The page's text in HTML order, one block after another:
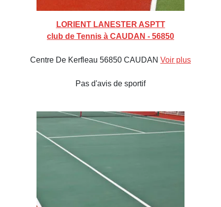
LORIENT LANESTER ASPTT
club de Tennis à CAUDAN - 56850
Centre De Kerfleau 56850 CAUDAN Voir plus
Pas d'avis de sportif